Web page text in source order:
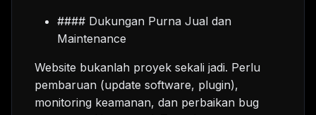
#### Dukungan Purna Jual dan
Maintenance
Website bukanlah proyek sekali jadi. Perlu
pembaruan (update software, plugin),
monitoring keamanan, dan perbaikan bug